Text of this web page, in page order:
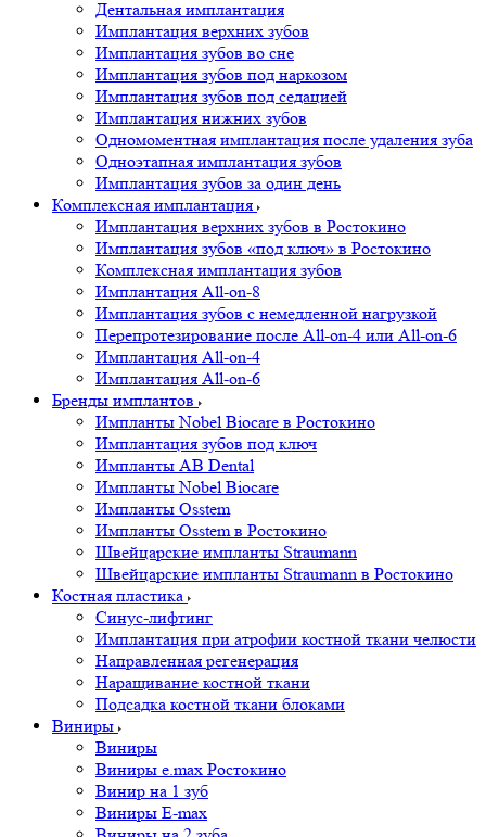
Дентальная имплантация
Имплантация верхних зубов
Имплантация зубов во сне
Имплантация зубов под наркозом
Имплантация зубов под седацией
Имплантация нижних зубов
Одномоментная имплантация после удаления зуба
Одноэтапная имплантация зубов
Имплантация зубов за один день
Комплексная имплантация
Имплантация верхних зубов в Ростокино
Имплантация зубов «под ключ» в Ростокино
Комплексная имплантация зубов
Имплантация All-on-8
Имплантация зубов с немедленной нагрузкой
Перепротезирование после All-on-4 или All-on-6
Имплантация All-on-4
Имплантация All-on-6
Бренды имплантов
Импланты Nobel Biocare в Ростокино
Имплантация зубов под ключ
Импланты AB Dental
Импланты Nobel Biocare
Импланты Osstem
Импланты Osstem в Ростокино
Швейцарские импланты Straumann
Швейцарские импланты Straumann в Ростокино
Костная пластика
Cинус-лифтинг
Имплантация при атрофии костной ткани челюсти
Направленная регенерация
Наращивание костной ткани
Подсадка костной ткани блоками
Виниры
Виниры
Виниры e.max Ростокино
Винир на 1 зуб
Виниры E-max